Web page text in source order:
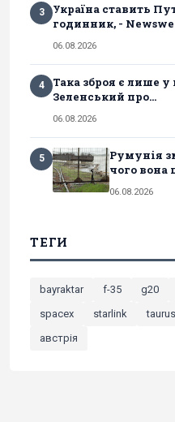
3
Україна ставить
годинник, -
06.08.2026
4
Така зброя є лише у
Зеленський про...
06.08.2026
5
Румунія
чого вона
06.08.2026
ТЕГИ
bayraktar f-35 g20
spacex
starlink taurus
австрія